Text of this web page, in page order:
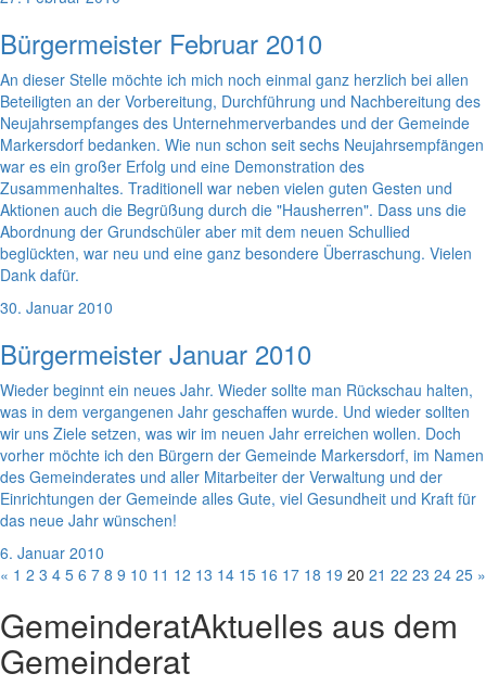
Bürgermeister Februar 2010
An dieser Stelle möchte ich mich noch einmal ganz herzlich bei allen
Beteiligten an der Vorbereitung, Durchführung und Nachbereitung des
Neujahrsempfanges des Unternehmerverbandes und der Gemeinde
Markersdorf bedanken. Wie nun schon seit sechs Neujahrsempfängen
war es ein großer Erfolg und eine Demonstration des
Zusammenhaltes. Traditionell war neben vielen guten Gesten und
Aktionen auch die Begrüßung durch die "Hausherren". Dass uns die
Abordnung der Grundschüler aber mit dem neuen Schullied
beglückten, war neu und eine ganz besondere Überraschung. Vielen
Dank dafür.
30. Januar 2010
Bürgermeister Januar 2010
Wieder beginnt ein neues Jahr. Wieder sollte man Rückschau halten,
was in dem vergangenen Jahr geschaffen wurde. Und wieder sollten
wir uns Ziele setzen, was wir im neuen Jahr erreichen wollen. Doch
vorher möchte ich den Bürgern der Gemeinde Markersdorf, im Namen
des Gemeinderates und aller Mitarbeiter der Verwaltung und der
Einrichtungen der Gemeinde alles Gute, viel Gesundheit und Kraft für
das neue Jahr wünschen!
6. Januar 2010
« 1 2 3 4 5 6 7 8 9 10 11 12 13 14 15 16 17 18 19 20 21 22 23 24 25 »
GemeinderatAktuelles aus dem
Gemeinderat